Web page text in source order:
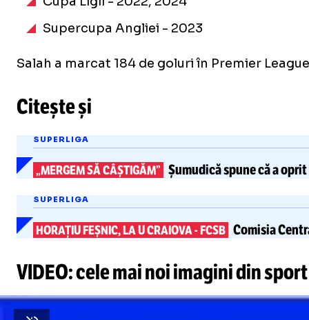
Supercupa Angliei - 2023
Salah a marcat 184 de goluri în Premier
Citește și
SUPERLIGA
„MERGEM SĂ CÂȘTIGĂM” Șumudică spune că a
SUPERLIGA
HORAȚIU FEȘNIC, LA U CRAIOVA-FCSB Comisia
VIDEO: cele mai noi imagini din sport